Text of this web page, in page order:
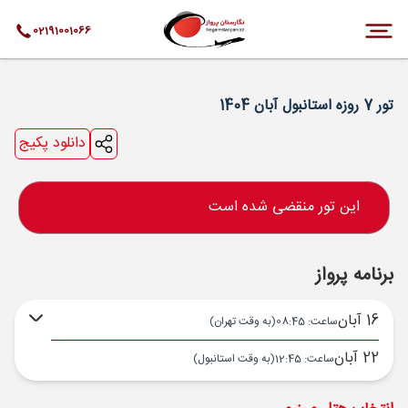
02191001066
تور 7 روزه استانبول آبان 1404
دانلود پکیج
این تور منقضی شده است
برنامه پرواز
16 آبان ساعت: 08:45 (به وقت تهران)
22 آبان ساعت: 12:45 (به وقت استانبول)